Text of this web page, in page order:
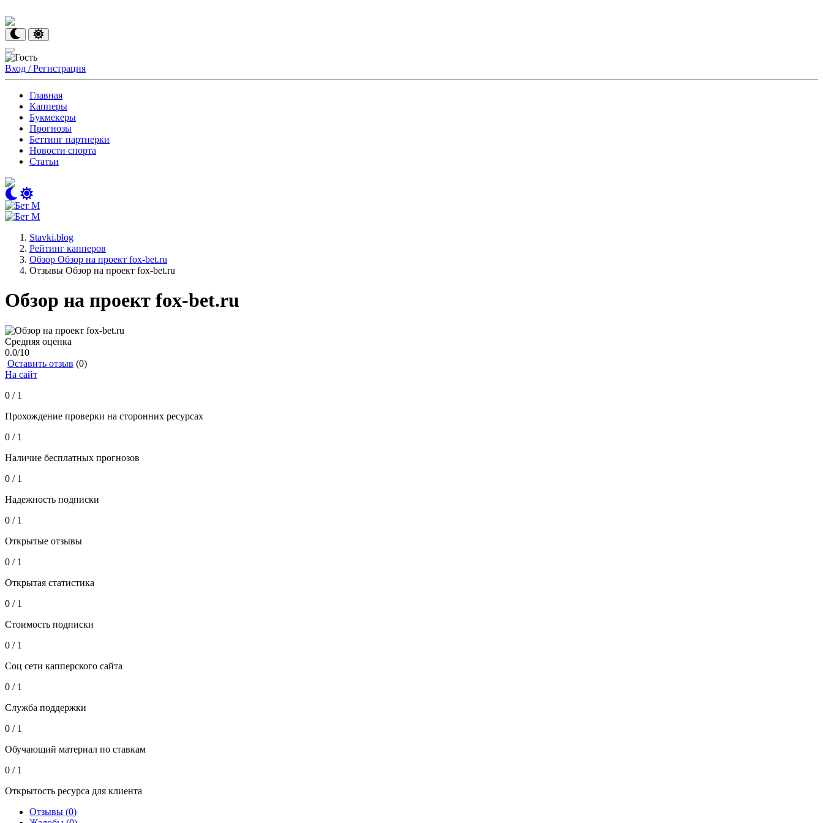
Вход / Регистрация
Главная
Капперы
Букмекеры
Прогнозы
Беттинг партнерки
Новости спорта
Статьи
Stavki.blog
Рейтинг капперов
Обзор Обзор на проект fox-bet.ru
Отзывы Обзор на проект fox-bet.ru
Обзор на проект fox-bet.ru
Средняя оценка
0.0/10
Оставить отзыв (0)
На сайт
0 / 1
Прохождение проверки на сторонних ресурсах
0 / 1
Наличие бесплатных прогнозов
0 / 1
Надежность подписки
0 / 1
Открытые отзывы
0 / 1
Открытая статистика
0 / 1
Стоимость подписки
0 / 1
Соц сети капперского сайта
0 / 1
Служба поддержки
0 / 1
Обучающий материал по ставкам
0 / 1
Открытость ресурса для клиента
Отзывы (0)